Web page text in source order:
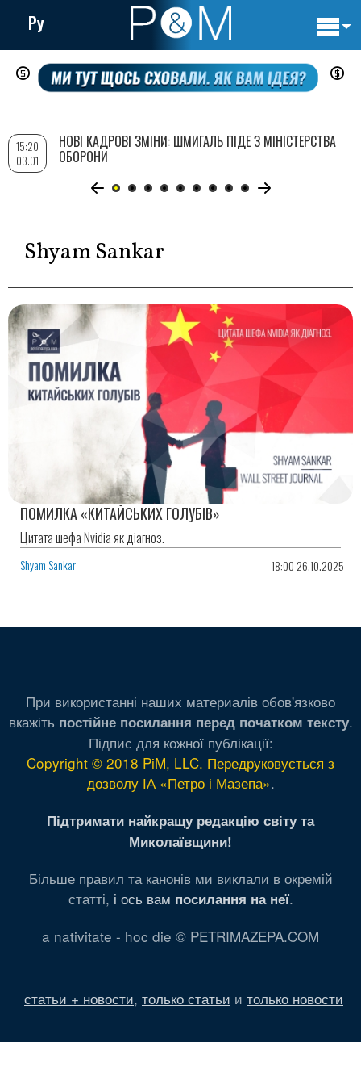
Перейти
до
вмісту
Ру
Shyam Sankar
ПОМИЛКА «КИТАЙСЬКИХ ГОЛУБІВ»
Цитата шефа Nvidia як діагноз.
Shyam Sankar 18:00 26.10.2025
15:20
03.01
НОВІ КАДРОВІ ЗМІНИ: ШМИГАЛЬ ПІДЕ З МІНІСТЕРСТВА
ОБОРОНИ
При використанні наших материалів обов'язково
вкажіть постійне посилання перед початком тексту.
Підпис для кожної публікації:
Copyright © 2018 PiM, LLC. Передруковується з
дозволу ІА «Петро і Мазепа».
Підтримати найкращу редакцію світу та
Миколаївщини!
Більше правил та канонів ми виклали в окремій
статті, і ось вам посилання на неї.
a nativitate - hoc die © PETRIMAZEPA.COM
статьи + новости, только статьи и только новости